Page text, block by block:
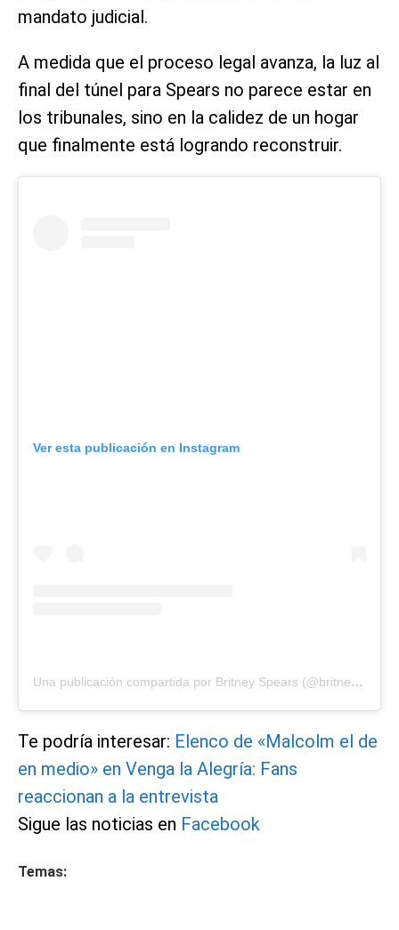
mandato judicial.
A medida que el proceso legal avanza, la luz al
final del túnel para Spears no parece estar en
los tribunales, sino en la calidez de un hogar
que finalmente está logrando reconstruir.
Ver esta publicación en Instagram
Una publicación compartida por Britney Spears (@britneyspears)
Te podría interesar: Elenco de «Malcolm el de
en medio» en Venga la Alegría: Fans
reaccionan a la entrevista
Sigue las noticias en Facebook
Temas: